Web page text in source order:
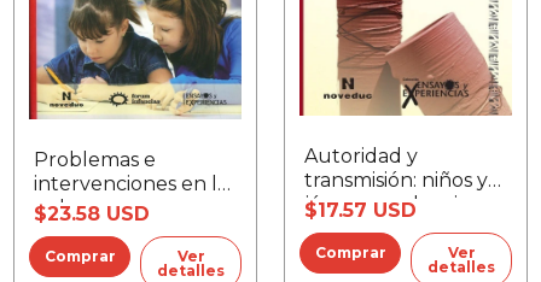
Problemas e
intervenciones en las
aulas
$23.58 USD
Ver
detalles
Autoridad y
transmisión: niños y
jóvenes en la mira
$17.57 USD
Ver
detalles